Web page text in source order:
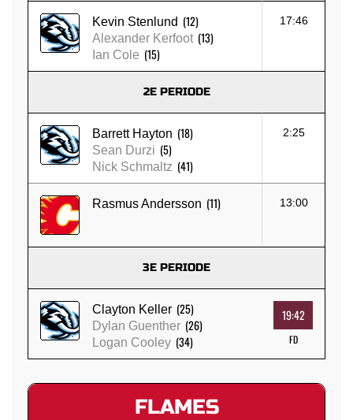
Kevin Stenlund (12)
Alexander Kerfoot (13)
Ian Cole (15)
17:46
2E PERIODE
Barrett Hayton (18)
Sean Durzi (5)
Nick Schmaltz (41)
2:25
Rasmus Andersson (11) 13:00
3E PERIODE
Clayton Keller (25)
Dylan Guenther (26)
Logan Cooley (34)
19:42
FD
FLAMES